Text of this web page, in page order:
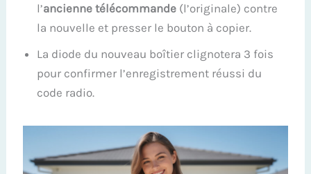
l’ancienne télécommande (l’originale) contre
la nouvelle et presser le bouton à copier.
La diode du nouveau boîtier clignotera 3 fois
pour confirmer l’enregistrement réussi du
code radio.